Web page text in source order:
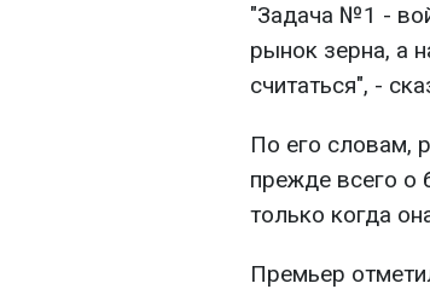
"Задача №1 -
рынок зерна, а
считаться", -
По его словам,
прежде всего о
только когда
Премьер